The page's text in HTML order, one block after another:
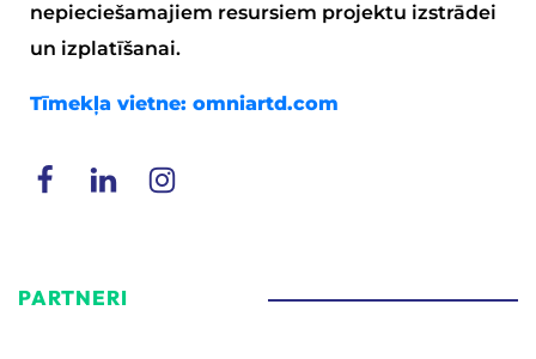
nepieciešamajiem resursiem projektu izstrādei
un izplatīšanai.
Tīmekļa vietne: omniartd.com
PARTNERI